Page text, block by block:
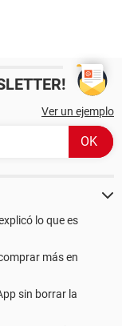
Ver un ejemplo
lo que es
más en
sin borrar la